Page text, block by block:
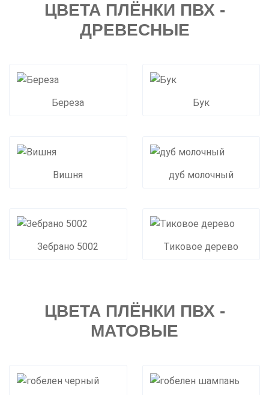
ЦВЕТА ПЛЁНКИ ПВХ -
ДРЕВЕСНЫЕ
Береза Бук
Вишня дуб молочный
Зебрано 5002 Тиковое дерево
ЦВЕТА ПЛЁНКИ ПВХ -
МАТОВЫЕ